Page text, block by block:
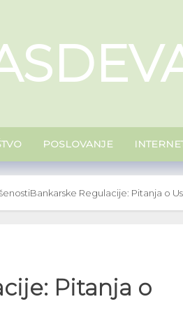
POSLOVANJE
Bankarske Regulacije: Pitanja o
Pitanja o